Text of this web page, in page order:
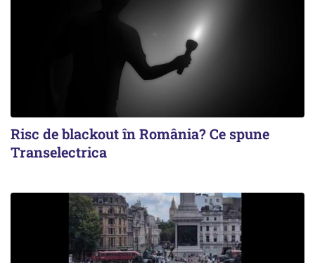
Risc de blackout în România? Ce spune
Transelectrica